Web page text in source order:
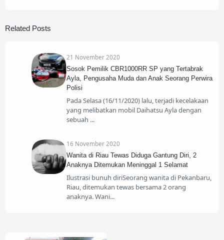
Related Posts
21 November 2020
Sosok Pemilik CBR1000RR SP yang Tertabrak
Ayla, Pengusaha Muda dan Anak Seorang Perwira
Polisi
Pada Selasa (16/11/2020) lalu, terjadi kecelakaan
yang melibatkan mobil Daihatsu Ayla dengan
sebuah
16 November 2020
Wanita di Riau Tewas Diduga Gantung Diri, 2
Anaknya Ditemukan Meninggal 1 Selamat
Ilustrasi bunuh diriSeorang wanita di Pekanbaru,
Riau, ditemukan tewas bersama 2 orang
anaknya. Wani